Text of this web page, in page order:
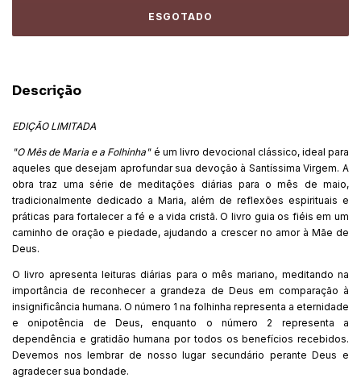
Descrição
EDIÇÃO LIMITADA
"O Mês de Maria e a Folhinha"é um livro devocional clássico, ideal para
aqueles que desejam aprofundar sua devoção à Santíssima Virgem. A
obra traz uma série de meditações diárias para o mês de maio,
tradicionalmente dedicado a Maria, além de reflexões espirituais e
práticas para fortalecer a fé e a vida cristã. O livro guia os fiéis em um
caminho de oração e piedade, ajudando a crescer no amor à Mãe de
Deus.
O livro apresenta leituras diárias para o mês mariano, meditando na
importância de reconhecer a grandeza de Deus em comparação à
insignificância humana. O número 1 na folhinha representa a eternidade
e onipotência de Deus, enquanto o número 2 representa a
dependência e gratidão humana por todos os benefícios recebidos.
Devemos nos lembrar de nosso lugar secundário perante Deus e
agradecer sua bondade.